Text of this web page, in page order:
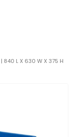
| 840 L X 630 W X 375 H